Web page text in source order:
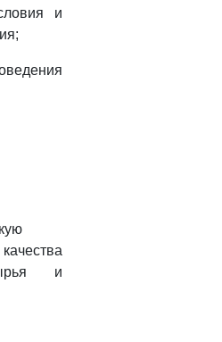
и
и